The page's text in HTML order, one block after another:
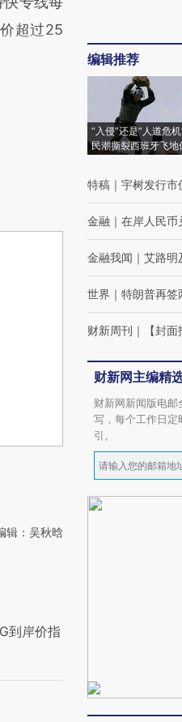
超过25
辑：吴秋晗
到岸价指
编辑推荐
“入侵”还是“人道危
民潮撕裂西班牙飞地
特稿 ｜ 宇树发行市
金融 ｜ 在岸人民币
金融我闻 ｜ 艾路明
世界 ｜ 特朗普再签
财新周刊 ｜ 【封
财新网主编精
财新网新闻版电
写，每个工作日定
引。